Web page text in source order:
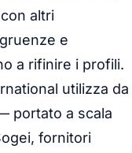
altri
e
a rifinire i profili.
utilizza da
portato a scala
fornitori